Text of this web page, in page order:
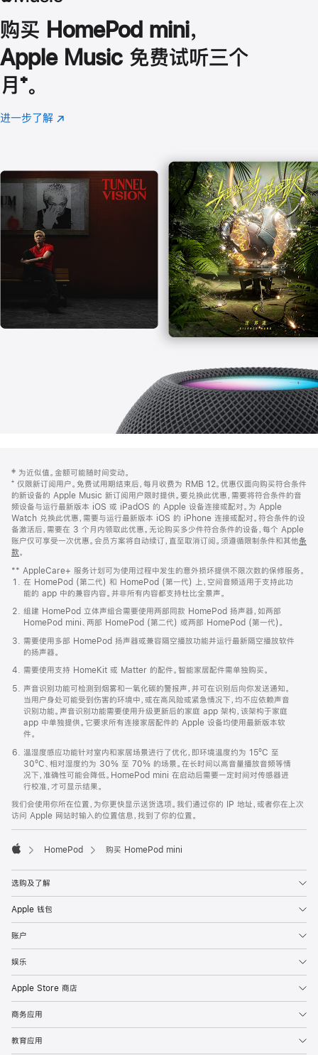
购买 HomePod mini，
Apple Music 免费试听三个
月 脚
注
⁺。
进一步了解 Apple
(在
口
中
打
开)
页
页
脚
注
‡ 为近似值。金额可能随时间变动。
⁺ 仅限新订阅用户。免费试用期结束后，每月收费为 RMB 12。优惠仅面向购买符合条件
的新设备的 Apple Music 新订阅用户限时提供。要兑换此优惠，需要将符合条件的音
频设备与运行最新版本 iOS 或 iPadOS 的 Apple 设备连接或配对。为 Apple
Watch 兑换此优惠，需要与运行最新版本 iOS 的 iPhone 连接或配对。符合条件的设
备激活后，需要在 3 个月内领取此优惠。无论购买多少件符合条件的设备，每个 Apple
账户仅可享受一次优惠。会员方案将自动续订，直至取消订阅。须遵循限制条件和其他条
款。
窗
口
中
打
开)
** AppleCare+ 服务计划可为使用过程中发生的意外损坏提供不限次数的保修服务。
在 HomePod (第二代) 和 HomePod (第一代) 上，空间音频适用于支持此功
能的 app 中的兼容内容。并非所有内容都支持杜比全景声。
组建 HomePod 立体声组合需要使用两部同款 HomePod 扬声器，如两部
HomePod mini、两部 HomePod (第二代) 或两部 HomePod (第一代)。
需要使用多部 HomePod 扬声器或兼容隔空播放功能并运行最新隔空播放软件
的扬声器。
需要使用支持 HomeKit 或 Matter 的配件。智能家居配件需单独购买。
声音识别功能可检测到烟雾和一氧化碳的警报声，并可在识别后向你发送通知。
当用户身处可能受到伤害的环境中，或在高风险或紧急情况下，均不应依赖声音
识别功能。声音识别功能需要使用升级更新后的家庭 app 架构，该架构于家庭
app 中单独提供。它要求所有连接家居配件的 Apple 设备均使用最新版本软
件。
温湿度感应功能针对室内和家居场景进行了优化，即环境温度约为 15ºC 至
30ºC、相对湿度约为 30% 至 70% 的场景。在长时间以高音量播放音频等情
况下，准确性可能会降低。HomePod mini 在启动后需要一定时间对传感器进
行校准，才可显示结果。
我们会使用你所在位置，为你更快显示送货选项。我们通过你的 IP 地址，或者你在上次
访问 Apple 网站时输入的位置信息，找到了你的位置。
HomePod 购买 HomePod mini
选购及了解
Apple 钱包
账户
娱乐
Apple Store 商店
商务应用
教育应用